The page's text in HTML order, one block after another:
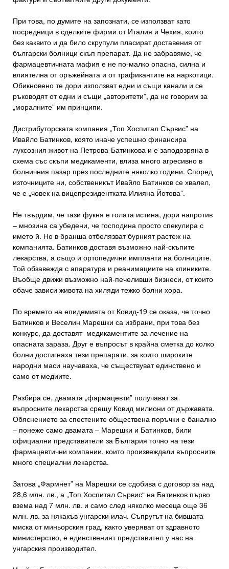
При това, по думите на запознати, се използват като
посредници в сделките фирми от Италия и Чехия, които
без каквито и да било скрупули пласират доставения от
български болници скъп препарат. Да не забравяме, че
фармацевтичната мафия е не по-малко опасна, силна и
влиятелна от оръжейната и от трафикантите на наркотици.
Обикновено те дори използват едни и същи канали и се
ръководят от едни и същи „авторитети”, да не говорим за
„моралните” им принципи.
Дистрибуторската компания „Топ Хоспитал Сървис” на
Ивайло Батинков, която иначе успешно финансира
луксозния живот на Петрова-Батинкова и е заподозряна в
схема със скъпи медикаменти, влиза много агресивно в
болничния пазар през последните няколко години. Според
източниците ни, собственикът Ивайло Батинков се хвалел,
че е „човек на вицепрезидентката Илияна Йотова”.
Не твърдим, че тази фукня е голата истина, дори напротив
– мнозина са убедени, че господина просто спекулира с
името й. Но в бранша отбелязват бурният растеж на
компанията. Батинков доставя възможно най-скъпите
лекарства, а също и ортопедични импланти на болниците.
Той обзавежда с апаратура и реанимациите на клиниките.
Въобще движи възможно най-печеливши бизнеси, от които
обаче зависи живота на хиляди тежко болни хора.
По времето на епидемията от Ковид-19 се оказа, че точно
Батинков и Веселин Марешки са избрани, при това без
конкурс, да доставят медикаментите за лечение на
опасната зараза. Друг е въпросът в крайна сметка до колко
болни достигнаха тези препарати, за които широките
народни маси научаваха, че съществуват единствено и
само от медиите.
Разбира се, двамата „фармацевти” получават за
въпросните лекарства срещу Ковид милиони от държавата.
Обяснението за спестените обществена поръчки е банално
– понеже само двамата – Марешки и Батинков, били
официални представители за България точно на тези
фармацевтични компании, които произвеждали въпросните
много специални лекарства.
Затова „Фармнет” на Марешки се сдобива с договор за над
28,6 млн. лв., а „Топ Хоспитал Сървис“ на Батинков първо
взема над 7 млн. лв. и само след няколко месеца още 36
млн. лв. за някакъв унгарски илач. Съпругът на бившата
миска от миньорския град, както уверяват от здравното
министерство, е единственият представител у нас на
унгарския производител.